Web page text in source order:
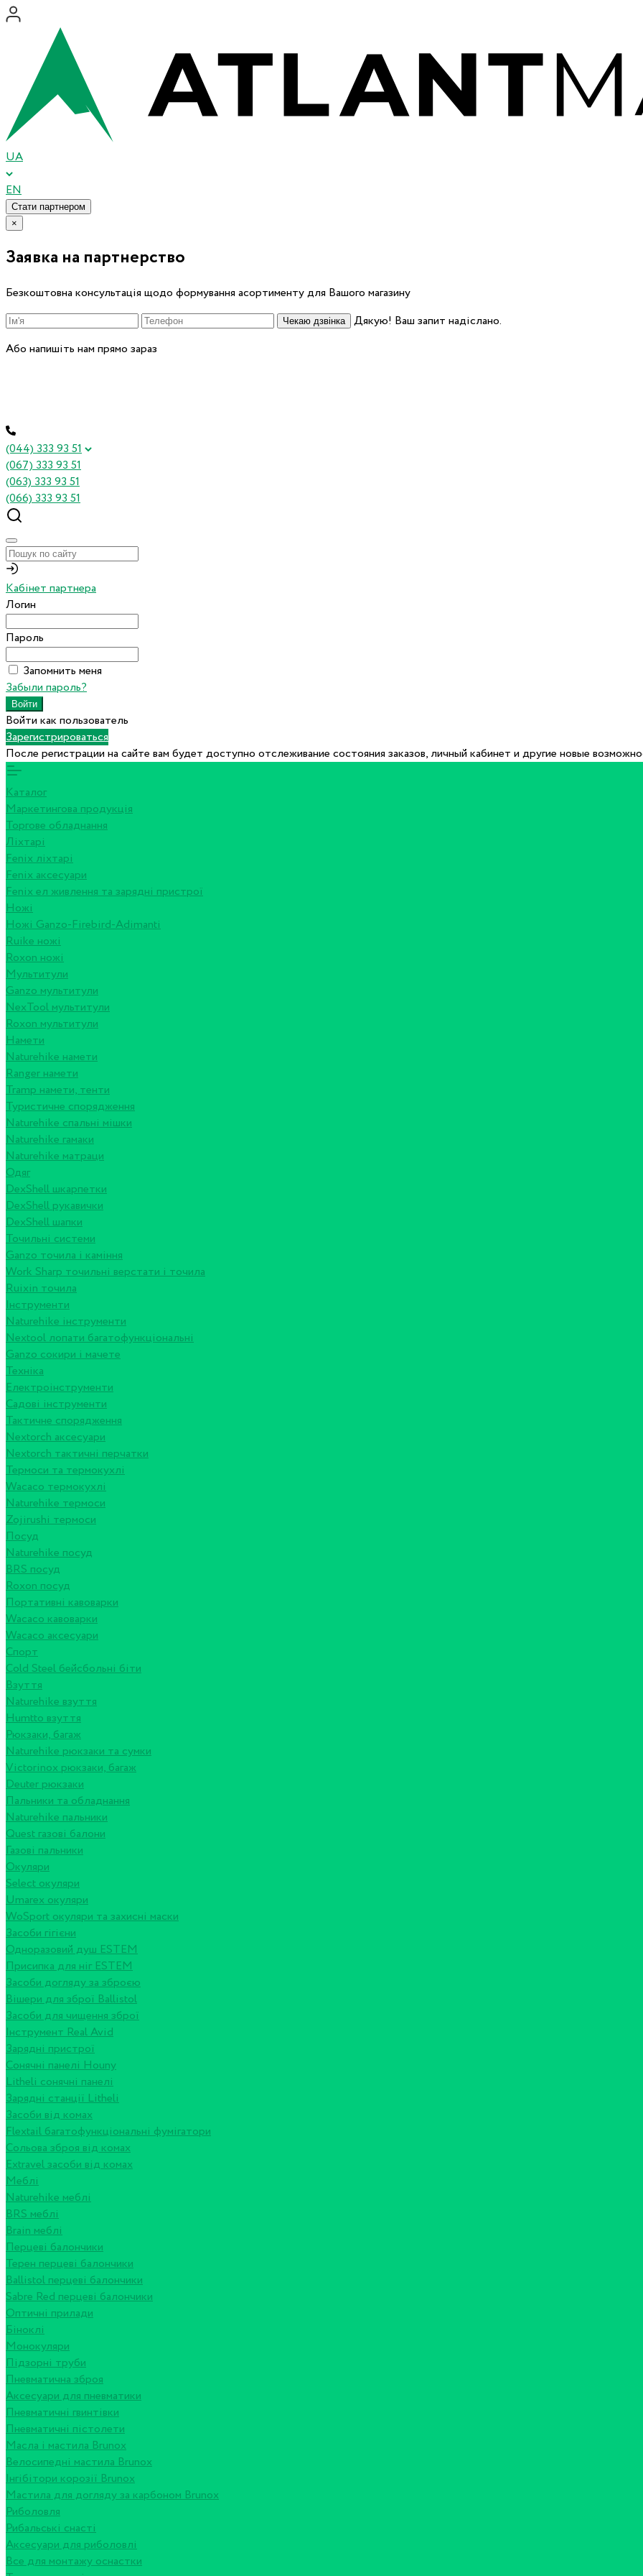
UA
EN
Стати партнером
×
Заявка на партнерство
Безкоштовна консультація щодо формування асортименту для Вашого магазину
Чекаю дзвінка
Дякую! Ваш запит надіслано.
Або напишіть нам прямо зараз
(044) 333 93 51
(067) 333 93 51
(063) 333 93 51
(066) 333 93 51
Кабінет партнера
Логин
Пароль
Запомнить меня
Забыли пароль?
Войти как пользователь
Зарегистрироваться
После регистрации на сайте вам будет доступно отслеживание состояния заказов, личный кабинет и другие новые
Каталог
Маркетингова продукція
Торгове обладнання
Ліхтарі
Fenix ліхтарі
Fenix аксесуари
Fenix ел живлення та зарядні пристрої
Ножі
Ножі Ganzo-Firebird-Adimanti
Ruike ножі
Roxon ножi
Мультитули
Ganzo мультитули
NexTool мультитули
Roxon мультитули
Намети
Naturehike намети
Ranger намети
Tramp намети, тенти
Туристичне спорядження
Naturehike спальні мішки
Naturehike гамаки
Naturehike матраци
Одяг
DexShell шкарпетки
DexShell рукавички
DexShell шапки
Точильні системи
Ganzo точила і каміння
Work Sharp точильні верстати і точила
Ruixin точила
Інструменти
Naturehike інструменти
Nextool лопати багатофункціональні
Ganzo сокири і мачете
Техніка
Електроінструменти
Садові інструменти
Тактичне спорядження
Nextorch аксесуари
Nextorch тактичні перчатки
Термоси та термокухлі
Wacaco термокухлі
Naturehike термоси
Zojirushi термоси
Посуд
Naturehike посуд
BRS посуд
Roxon посуд
Портативні кавоварки
Wacaco кавоварки
Wacaco аксесуари
Спорт
Cold Steel бейсбольні біти
Взуття
Naturehike взуття
Humtto взуття
Рюкзаки, багаж
Naturehike рюкзаки та сумки
Victorinox рюкзаки, багаж
Deuter рюкзаки
Пальники та обладнання
Naturehike пальники
Quest газові балони
Газові пальники
Окуляри
Select окуляри
Umarex окуляри
WoSport окуляри та захисні маски
Засоби гігієни
Одноразовий душ ESTEM
Присипка для ніг ESTEM
Засоби догляду за зброєю
Вішери для зброї Ballistol
Засоби для чищення зброї
Інструмент Real Avid
Зарядні пристрої
Сонячні панелі Houny
Litheli сонячні панелі
Зарядні станції Litheli
Засоби від комах
Flextail багатофункціональні фумігатори
Сольова зброя від комах
Extravel засоби від комах
Меблі
Naturehike меблі
BRS меблі
Brain меблі
Перцеві балончики
Терен перцеві балончики
Ballistol перцеві балончики
Sabre Red перцеві балончики
Оптичні прилади
Біноклі
Монокуляри
Підзорні труби
Пневматична зброя
Аксесуари для пневматики
Пневматичні гвинтівки
Пневматичні пістолети
Масла і мастила Brunox
Велосипедні мастила Brunox
Інгібітори корозії Brunox
Мастила для догляду за карбоном Brunox
Риболовля
Рибальські снасті
Аксесуари для риболовлі
Все для монтажу оснастки